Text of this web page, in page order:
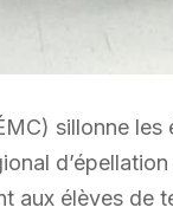
sillonne
aux élèves de